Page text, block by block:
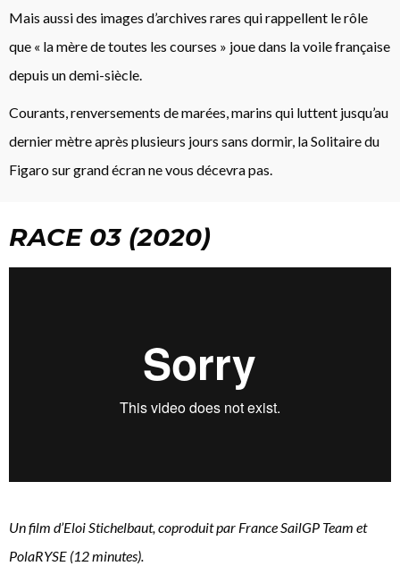
Mais aussi des images d’archives rares qui rappellent le rôle
que « la mère de toutes les courses » joue dans la voile française
depuis un demi-siècle.
Courants, renversements de marées, marins qui luttent jusqu’au
dernier mètre après plusieurs jours sans dormir, la Solitaire du
Figaro sur grand écran ne vous décevra pas.
RACE 03 (2020)
Un film d’Eloi Stichelbaut, coproduit par France SailGP Team et
PolaRYSE (12 minutes).